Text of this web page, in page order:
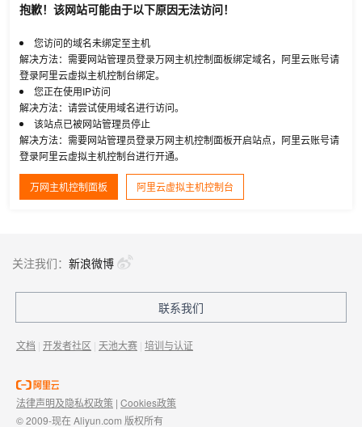
抱歉！该网站可能由于以下原因无法访问！
您访问的域名未绑定至主机
解决方法：需要网站管理员登录万网主机控制面板绑定域名，阿里云账号请
登录阿里云虚拟主机控制台绑定。
您正在使用IP访问
解决方法：请尝试使用域名进行访问。
该站点已被网站管理员停止
解决方法：需要网站管理员登录万网主机控制面板开启站点，阿里云账号请
登录阿里云虚拟主机控制台进行开通。
万网主机控制面板 阿里云虚拟主机控制台